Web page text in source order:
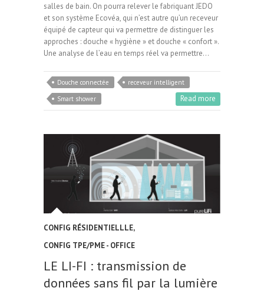
salles de bain. On pourra relever le fabriquant JEDO
et son système Ecovéa, qui n’est autre qu’un receveur
équipé de capteur qui va permettre de distinguer les
approches : douche « hygiène » et douche « confort ».
Une analyse de l’eau en temps réel va permettre…
Douche connectée
receveur intelligent
Smart shower
Read more
CONFIG RÉSIDENTIELLLE,
CONFIG TPE/PME - OFFICE
LE LI-FI : transmission de
données sans fil par la lumière